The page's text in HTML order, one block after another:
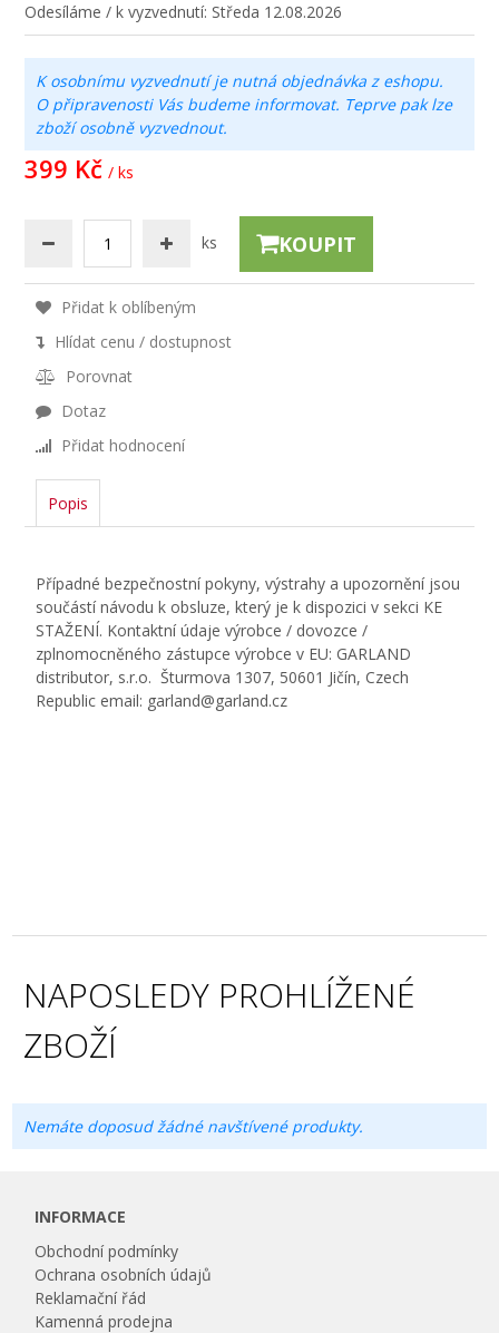
Odesíláme / k vyzvednutí: Středa 12.08.2026
K osobnímu vyzvednutí je nutná objednávka z eshopu.
O připravenosti Vás budeme informovat. Teprve pak lze
zboží osobně vyzvednout.
399 Kč / ks
ks KOUPIT
Přidat k oblíbeným
Hlídat cenu / dostupnost
Porovnat
Dotaz
Přidat hodnocení
Popis
Případné bezpečnostní pokyny, výstrahy a upozornění jsou
součástí návodu k obsluze, který je k dispozici v sekci KE
STAŽENÍ. Kontaktní údaje výrobce / dovozce /
zplnomocněného zástupce výrobce v EU: GARLAND
distributor, s.r.o. Šturmova 1307, 50601 Jičín, Czech
Republic email: garland@garland.cz
NAPOSLEDY PROHLÍŽENÉ
ZBOŽÍ
Nemáte doposud žádné navštívené produkty.
INFORMACE
Obchodní podmínky
Ochrana osobních údajů
Reklamační řád
Kamenná prodejna